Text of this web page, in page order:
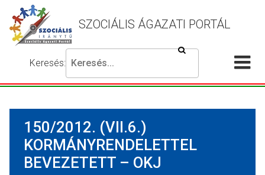
SZOCIÁLIS ÁGAZATI PORTÁL
Keresés:
Írja
be
keresni
kívánt
kifejezést,
majd
nyomja
Keresés
beállítások
150/2012. (VII.6.)
KORMÁNYRENDELETTEL
BEVEZETETT – OKJ